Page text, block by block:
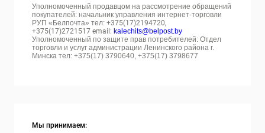
Уполномоченный продавцом на рассмотрение обращений
покупателей: начальник управления интернет-торговли
РУП «Белпочта» тел: +375(17)2194720,
+375(17)2721517 email: kalechits@belpost.by
Уполномоченный по защите прав потребителей: Отдел
торговли и услуг администрации Ленинского района г.
Минска тел: +375(17) 3790640, +375(17) 3798677
Мы принимаем: